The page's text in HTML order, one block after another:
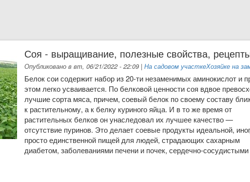
Соя - выращивание, полезные свойства,
Опубликовано в вт, 06/21/2022 - 22:09 | На садовом участкеХозяйке на
Белок сои содержит набор из 20-ти незаменимых аминокислот и
этом легко усваивается. По белковой ценности соя вдвое
лучшие сорта мяса, причем, соевый белок по своему составу
к растительному, а к белку куриного яйца. И в то же время от
раститель­ных белков он унаследовал их лучшее качество —
отсутствие пуринов. Это делает соевые продукты идеальной,
просто единственной пищей для людей, страдающих сахарным
диабетом, заболеваниями печени и почек, сердечно-сосудистыми